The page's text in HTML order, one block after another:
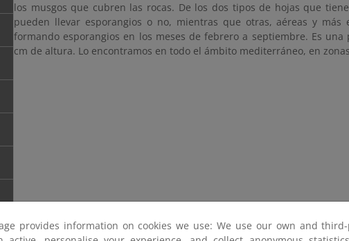
los musgos que cubren las rocas. De los dos tipos de hojas que
pueden llevar esporangios o no, mientras que otras, aéreas y más
formando esporangios en los meses de febrero a septiembre. Es
cm de altura. Lo encontramos en todo el ámbito mediterráneo, en
provides information on cookies we use: We use our own and